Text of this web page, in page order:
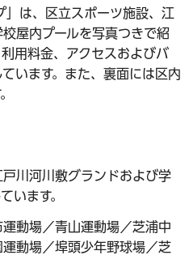
」は、区立スポーツ施設、江
屋内プールを写真つきで紹
用料金、アクセスおよびバ
います。また、裏面には区内
川河川敷グランドおよび学
います。
動場／青山運動場／芝浦中
動場／埠頭少年野球場／芝